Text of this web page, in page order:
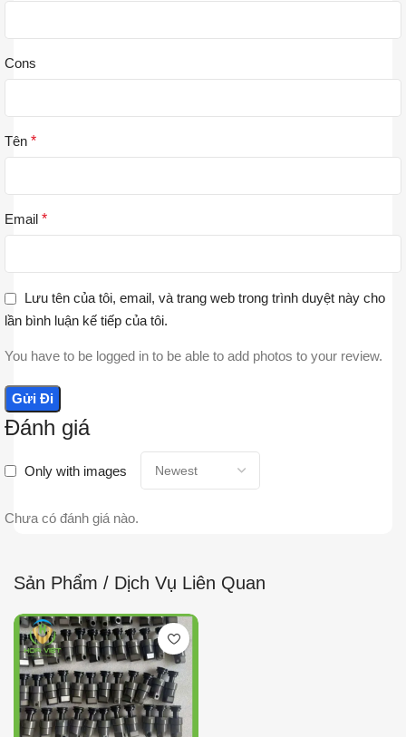
Đánh giá
Only with images
Chưa có đánh giá nào.
Cons
Tên *
Email *
Lưu tên của tôi, email, và trang web trong trình duyệt này cho
lần bình luận kế tiếp của tôi.
You have to be logged in to be able to add photos to your review.
Sản Phẩm / Dịch Vụ Liên Quan